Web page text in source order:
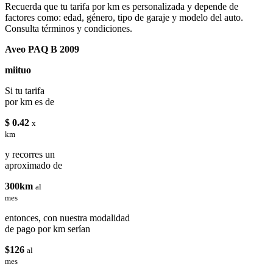
Recuerda que tu tarifa por km es personalizada y depende de
factores como: edad, género, tipo de garaje y modelo del auto.
Consulta términos y condiciones.
Aveo PAQ B 2009
miituo
Si tu tarifa
por km es de
$ 0.42 x
km
y recorres un
aproximado de
300km al
mes
entonces, con nuestra modalidad
de pago por km serían
$126 al
mes